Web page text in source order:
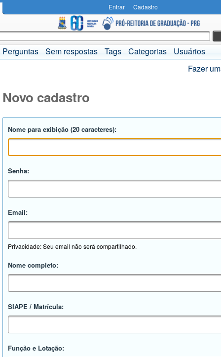
Entrar Cadastro
Perguntas Sem respostas Tags Categorias
Usuários
Fazer
Novo cadastro
Nome para exibição (20 caracteres):
Senha:
Email:
Privacidade: Seu email não será compartilhado.
Nome completo:
SIAPE / Matrícula:
Função e Lotação: